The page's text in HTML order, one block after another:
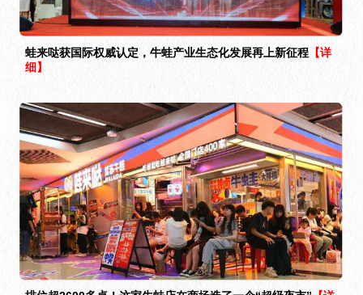
蛙来哒获国际权威认定，牛蛙产业生态化发展再上新征程 【详
细】